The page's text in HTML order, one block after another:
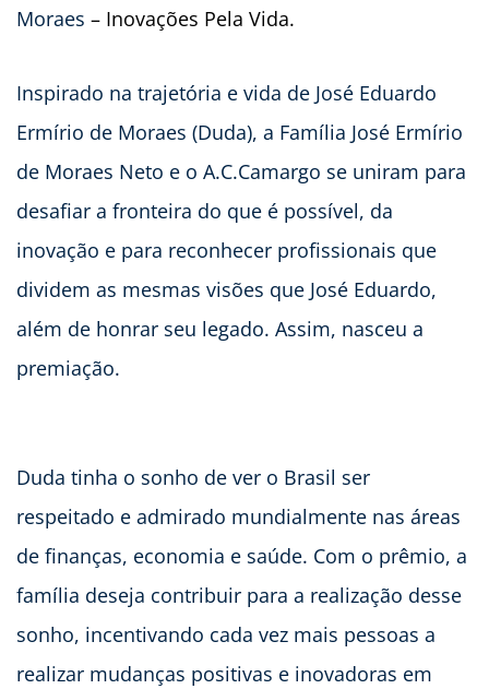
Moraes – Inovações Pela Vida.
Inspirado na trajetória e vida de José Eduardo
Ermírio de Moraes (Duda), a Família José Ermírio
de Moraes Neto e o A.C.Camargo se uniram para
desafiar a fronteira do que é possível, da
inovação e para reconhecer profissionais que
dividem as mesmas visões que José Eduardo,
além de honrar seu legado. Assim, nasceu a
premiação.
Duda tinha o sonho de ver o Brasil ser
respeitado e admirado mundialmente nas áreas
de finanças, economia e saúde. Com o prêmio, a
família deseja contribuir para a realização desse
sonho, incentivando cada vez mais pessoas a
realizar mudanças positivas e inovadoras em